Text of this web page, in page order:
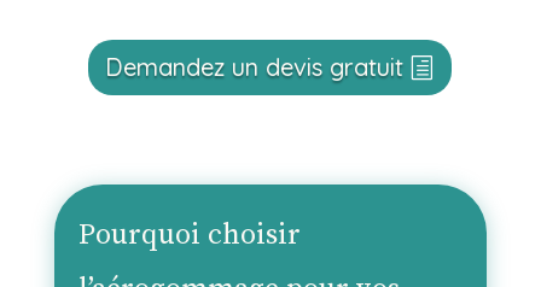
Demandez un devis gratuit
Pourquoi choisir